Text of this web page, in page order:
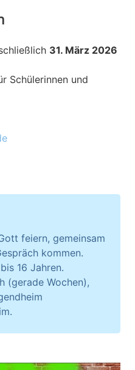
31. März 2026
Schülerinnen und
feiern, gemeinsam
kommen.
16 Jahren.
(gerade Wochen),